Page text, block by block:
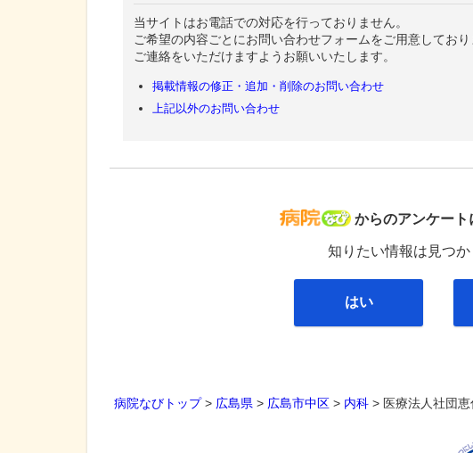
当サイトはお電話での対応を行っておりません。
ご希望の内容ごとにお問い合わせフォームをご用意してお
ご連絡をいただけますようお願いいたします。
掲載情報の修正・追加・削除のお問い合わせ
上記以外のお問い合わせ
病院なび
からのアンケート
知りたい情報は見つ
はい
病院なびトップ> 広島県 > 広島市中区 > 内科 > 医療法人社団